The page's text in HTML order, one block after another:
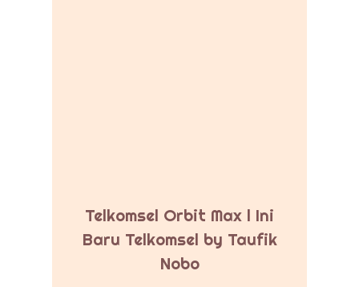
Telkomsel Orbit Max l Ini
Baru Telkomsel by Taufik
Nobo